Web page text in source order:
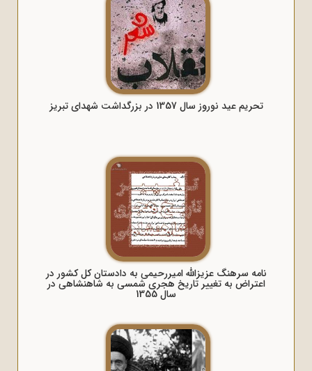
تحریم عید نوروز سال 1357 در بزرگداشت شهدای تبریز
نامه سرهنگ عزیز‌الله امیررحیمی به دادستان کل کشور در
اعتراض به تغییر تاریخ هجری شمسی به شاهنشاهی در
سال 1355